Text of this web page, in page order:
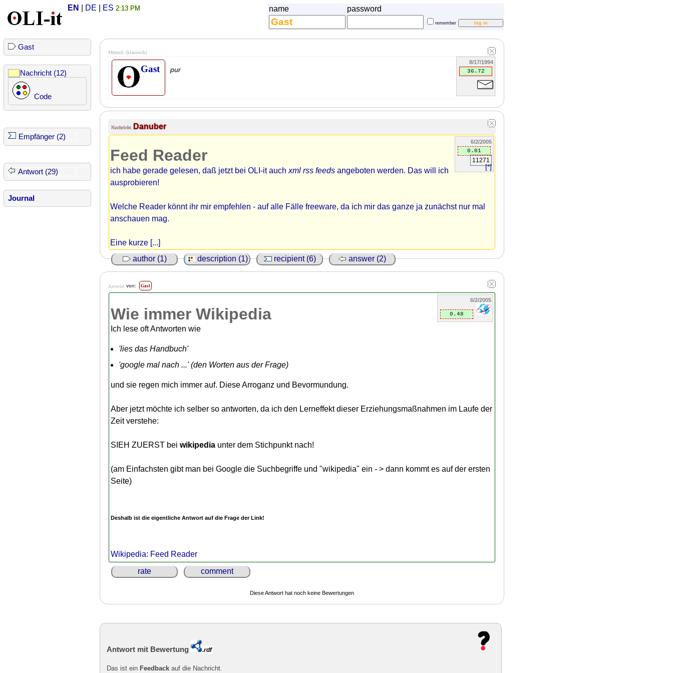
name password
remember
EN DE ES 2:13 PM
Gast
Nachricht (12)
Code
Empfänger (2)
Antwort (29)
Journal
Mensch (klassisch)
8/17/1994
36.72
Gast pur
Nachricht Danuber
6/2/2005
0.01
11271
[*]
Feed Reader
ich habe gerade gelesen, daß jetzt bei OLI-it auch xml rss feeds angeboten werden. Das will ich
ausprobieren!
Welche Reader könnt ihr mir empfehlen - auf alle Fälle freeware, da ich mir das ganze ja zunächst nur mal
anschauen mag.
Eine kurze [...]
author (1)
description (1) recipient (6) answer (2)
Antwort von: Gast
6/2/2005
0.48
Wie immer Wikipedia
Ich lese oft Antworten wie
'lies das Handbuch'
'google mal nach ...' (den Worten aus der Frage)
und sie regen mich immer auf. Diese Arroganz und Bevormundung.
Aber jetzt möchte ich selber so antworten, da ich den Lerneffekt dieser Erziehungsmaßnahmen im Laufe der
Zeit verstehe:
SIEH ZUERST bei wikipedia unter dem Stichpunkt nach!
(am Einfachsten gibt man bei Google die Suchbegriffe und "wikipedia" ein - > dann kommt es auf der ersten
Seite)
Deshalb ist die eigentliche Antwort auf die Frage der Link!
Wikipedia: Feed Reader
rate
comment
Diese Antwort hat noch keine Bewertungen
Antwort mit Bewertung .rdf
Das ist ein Feedback auf die Nachricht.